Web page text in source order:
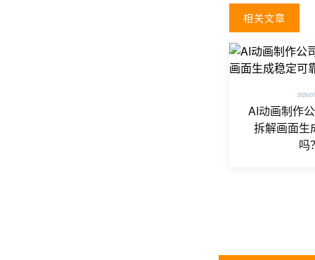
相关文章
2026/
AI动画制作
拆解画面生
吗